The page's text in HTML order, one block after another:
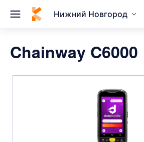
Нижний Новгород
Chainway C6000